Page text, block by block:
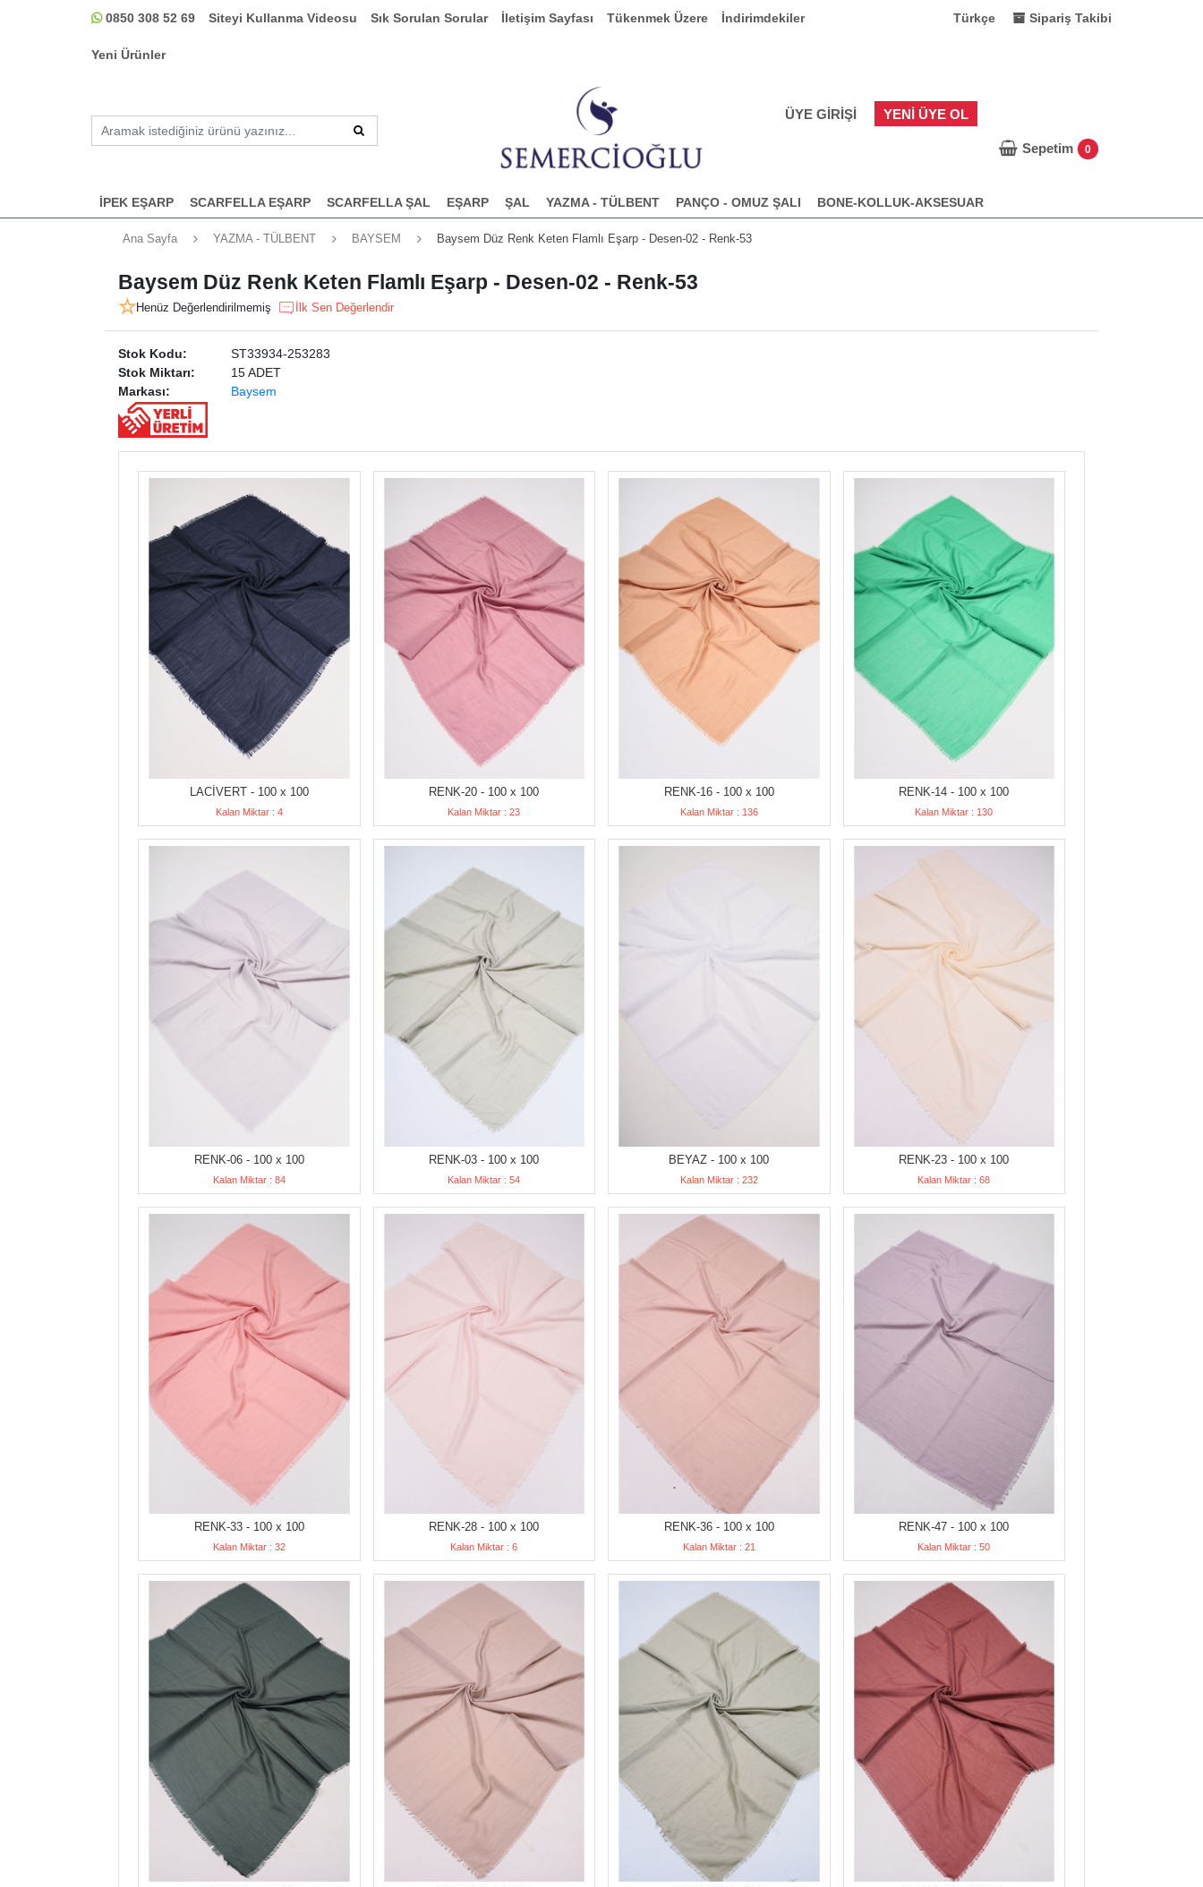
0850 308 52 69 Siteyi Kullanma Videosu Sık Sorulan Sorular İletişim Sayfası Tükenmek Üzere İndirimdekiler
Yeni Ürünler
Sipariş Takibi
Türkçe
ÜYE GIRIŞI YENI ÜYE OL
Sepetim 0
İPEK EŞARP SCARFELLA EŞARP SCARFELLA ŞAL EŞARP ŞAL YAZMA - TÜLBENT PANÇO - OMUZ ŞALI BONE-KOLLUK-AKSESUAR
Ana Sayfa YAZMA - TÜLBENT BAYSEM Baysem Düz Renk Keten Flamlı Eşarp - Desen-02 - Renk-53
Baysem Düz Renk Keten Flamlı Eşarp - Desen-02 - Renk-53
Henüz Değerlendirilmemiş İlk Sen Değerlendir
Stok Kodu:
ST33934-253283
Stok Miktarı:
15 ADET
Markası:
Baysem
LACİVERT - 100 x 100
Kalan Miktar : 4
RENK-20 - 100 x 100
Kalan Miktar : 23
RENK-16 - 100 x 100
Kalan Miktar : 136
RENK-14 - 100 x 100
Kalan Miktar : 130
RENK-06 - 100 x 100
Kalan Miktar : 84
RENK-03 - 100 x 100
Kalan Miktar : 54
BEYAZ - 100 x 100
Kalan Miktar : 232
RENK-23 - 100 x 100
Kalan Miktar : 68
RENK-33 - 100 x 100
Kalan Miktar : 32
RENK-28 - 100 x 100
Kalan Miktar : 6
RENK-36 - 100 x 100
Kalan Miktar : 21
RENK-47 - 100 x 100
Kalan Miktar : 50